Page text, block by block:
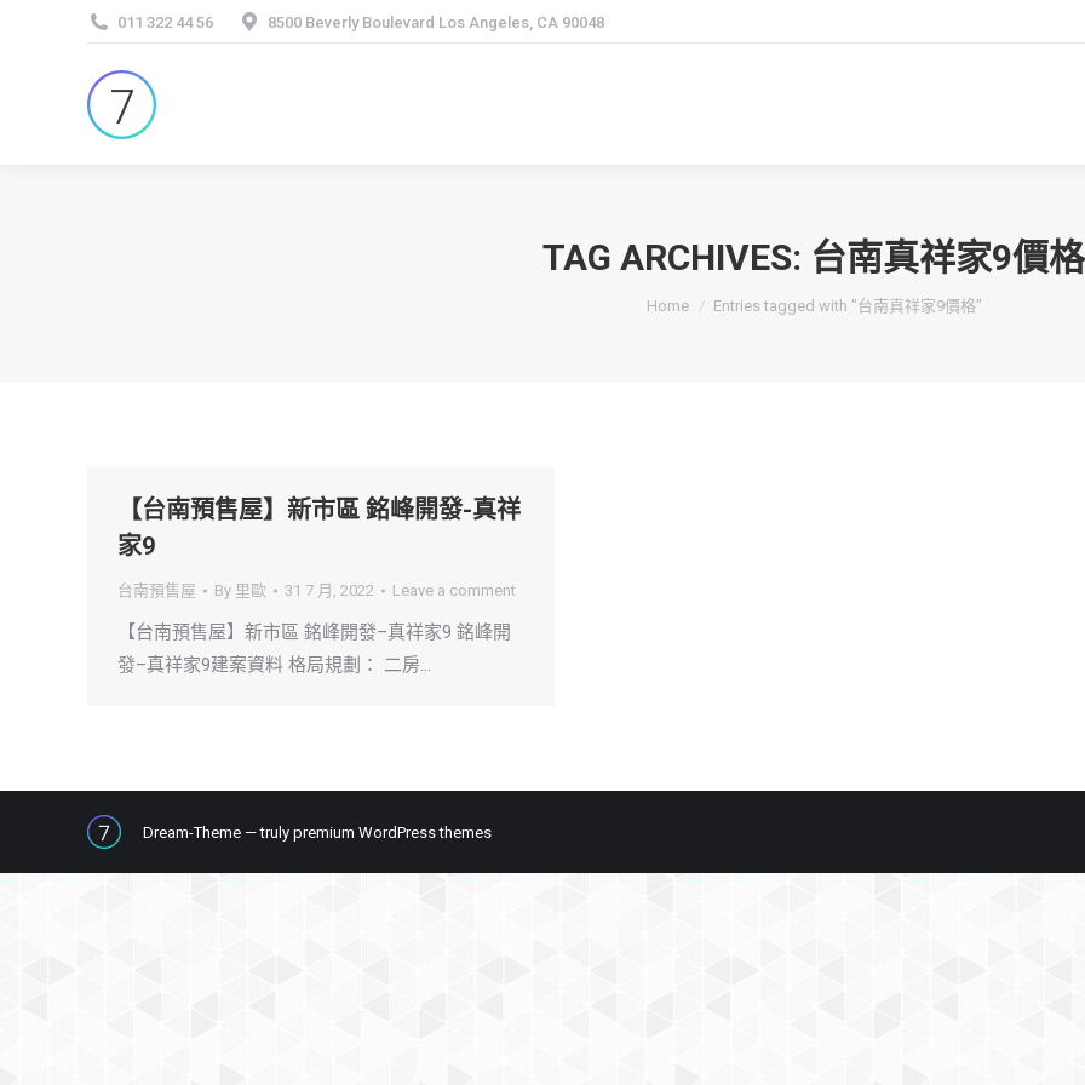
011 322 44 56 8500 Beverly Boulevard Los Angeles, CA 90048
TAG ARCHIVES: 台南真祥家9價格
You are here:
Home Entries tagged with "台南真祥家9價格"
【台南預售屋】新市區 銘峰開發-真祥
家9
台南預售屋 By 里歐 31 7 月, 2022 Leave a comment
【台南預售屋】新市區 銘峰開發–真祥家9 銘峰開
發–真祥家9建案資料 格局規劃： 二房…
Dream-Theme — truly premium WordPress themes